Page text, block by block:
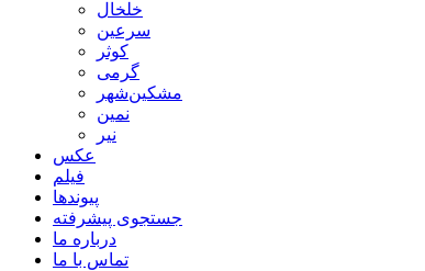
خلخال
سرعین
کوثر
گرمی
مشکین‌شهر
نمین
نیر
عکس
فیلم
پیوندها
جستجوی پیشرفته
درباره ما
تماس با ما